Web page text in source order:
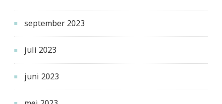
september 2023
juli 2023
juni 2023